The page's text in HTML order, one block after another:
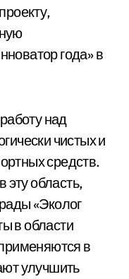
года» в
над
чистых и
средств.
эту область,
«Эколог
в области
в
улучшить